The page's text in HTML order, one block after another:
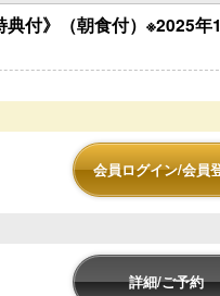
付》（朝食付）※2025年
会員ログイン/会員
詳細/ご予約